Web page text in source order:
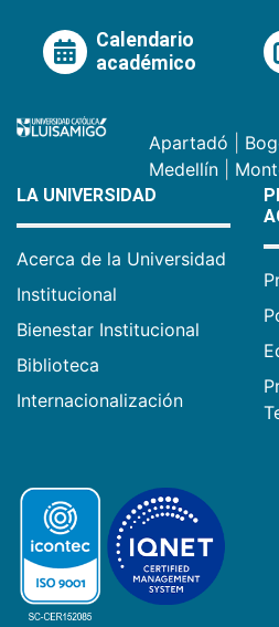
Calendario
académico
Apartadó
Medellín
LA UNIVERSIDAD
Acerca de la Universidad
Institucional
Bienestar Institucional
Biblioteca
Internacionalización